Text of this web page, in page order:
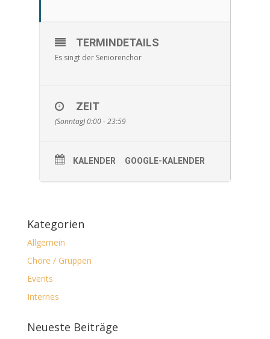
TERMINDETAILS
Es singt der Seniorenchor
ZEIT
(Sonntag) 0:00 - 23:59
KALENDER GOOGLE-KALENDER
Kategorien
Allgemein
Chöre / Gruppen
Events
Internes
Neueste Beiträge